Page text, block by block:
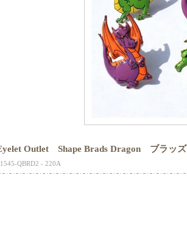
Outlet Shape Brads Dragon ブラッズ
QBRD2 - 220A